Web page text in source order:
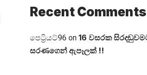
Recent Comments
පෙට්‍රියට්96 on 16 වසරක
සරණගෙන් ඇපෑලක් !!